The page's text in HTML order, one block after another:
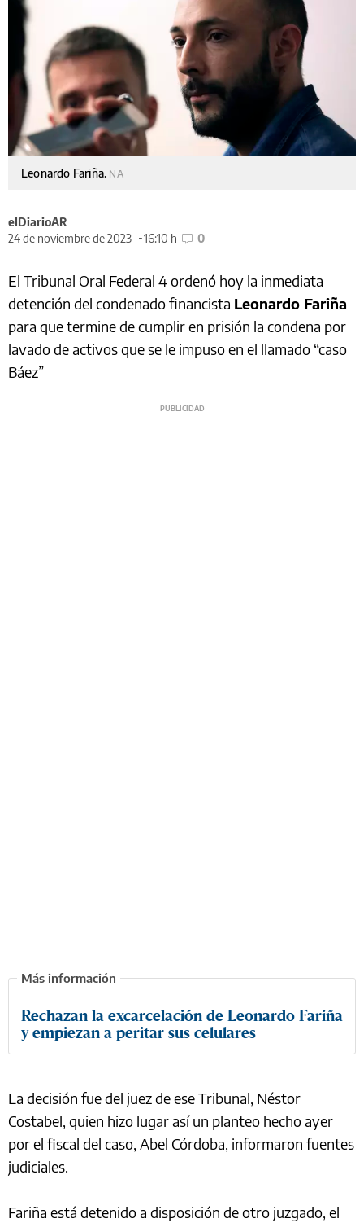
Leonardo Fariña. NA
elDiarioAR
24 de noviembre de 2023
16:10 h 0
El Tribunal Oral Federal 4 ordenó hoy la inmediata
detención del condenado financista Leonardo Fariña
para que termine de cumplir en prisión la condena por
lavado de activos que se le impuso en el llamado “caso
Báez”
Rechazan la excarcelación de Leonardo Fariña
y empiezan a peritar sus celulares
La decisión fue del juez de ese Tribunal, Néstor
Costabel, quien hizo lugar así un planteo hecho ayer
por el fiscal del caso, Abel Córdoba, informaron fuentes
judiciales.
Fariña está detenido a disposición de otro juzgado, el